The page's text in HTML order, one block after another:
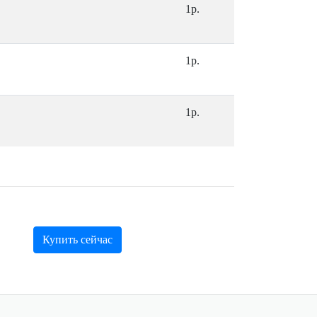
1р.
1р.
1р.
Купить сейчас